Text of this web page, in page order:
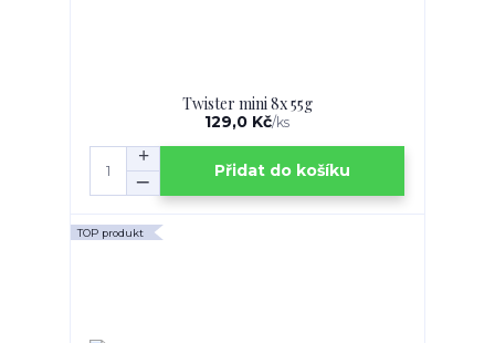
Twister mini 8x 55g
129,0 Kč/ks
Přidat do košíku
TOP produkt